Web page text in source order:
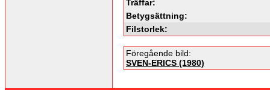
Träffar:
Betygsättning:
Filstorlek:
Föregående bild:
SVEN-ERICS (1980)